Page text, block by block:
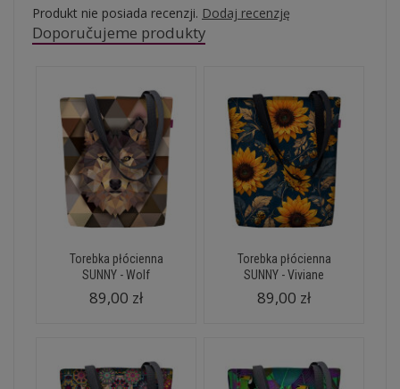
Produkt nie posiada recenzji. Dodaj recenzję
Doporučujeme produkty
Torebka płócienna
SUNNY - Wolf
89,00 zł
Torebka płócienna
SUNNY - Viviane
89,00 zł